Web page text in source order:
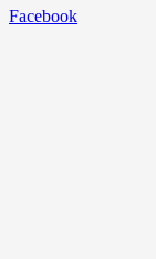
Facebook